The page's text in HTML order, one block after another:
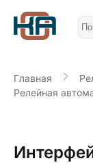
Главная
Релейная